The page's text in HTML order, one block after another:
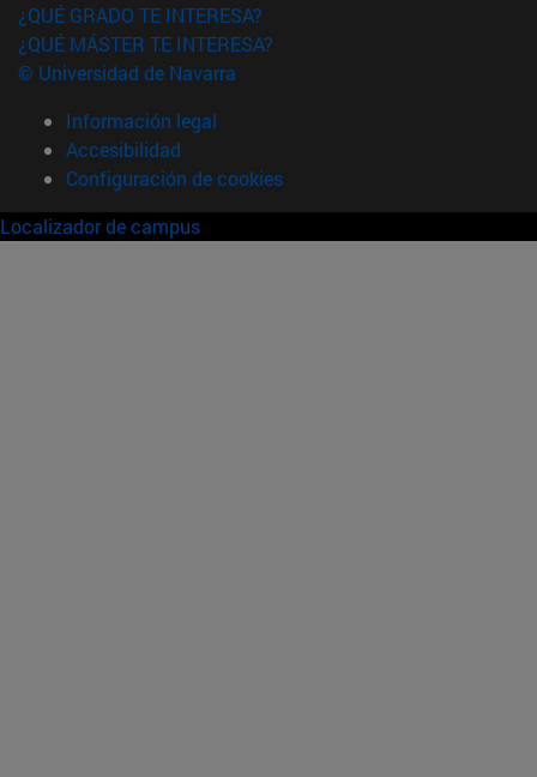
¿QUÉ GRADO TE INTERESA?
¿QUÉ MÁSTER TE INTERESA?
© Universidad de Navarra
Información legal
Accesibilidad
Configuración de cookies
Localizador de campus